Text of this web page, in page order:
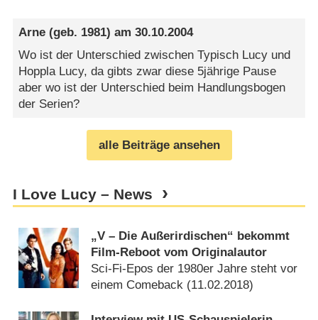
Arne (geb. 1981) am30.10.2004
Wo ist der Unterschied zwischen Typisch Lucy und
Hoppla Lucy, da gibts zwar diese 5jährige Pause
aber wo ist der Unterschied beim Handlungsbogen
der Serien?
alle Beiträge ansehen
I Love Lucy – News
„V – Die Außerirdischen“ bekommt
Film-Reboot vom Originalautor
Sci-Fi-Epos der 1980er Jahre steht vor
einem Comeback (11.02.2018)